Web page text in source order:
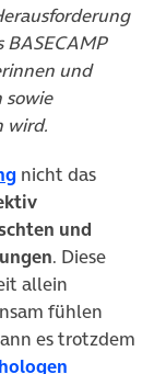
BASECAMP
und
wird.
(öffnet in
nicht das
und
. Diese
allein
fühlen
es trotzdem